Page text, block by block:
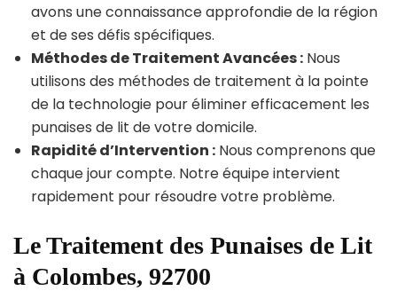
avons une connaissance approfondie de la région
et de ses défis spécifiques.
Méthodes de Traitement Avancées : Nous
utilisons des méthodes de traitement à la pointe
de la technologie pour éliminer efficacement les
punaises de lit de votre domicile.
Rapidité d’Intervention : Nous comprenons que
chaque jour compte. Notre équipe intervient
rapidement pour résoudre votre problème.
Le Traitement des Punaises de Lit
à Colombes, 92700